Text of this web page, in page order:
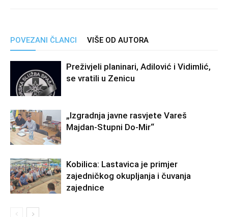
POVEZANI ČLANCI VIŠE OD AUTORA
Preživjeli planinari, Adilović i Vidimlić,
se vratili u Zenicu
„Izgradnja javne rasvjete Vareš
Majdan-Stupni Do-Mir“
Kobilica: Lastavica je primjer
zajedničkog okupljanja i čuvanja
zajednice